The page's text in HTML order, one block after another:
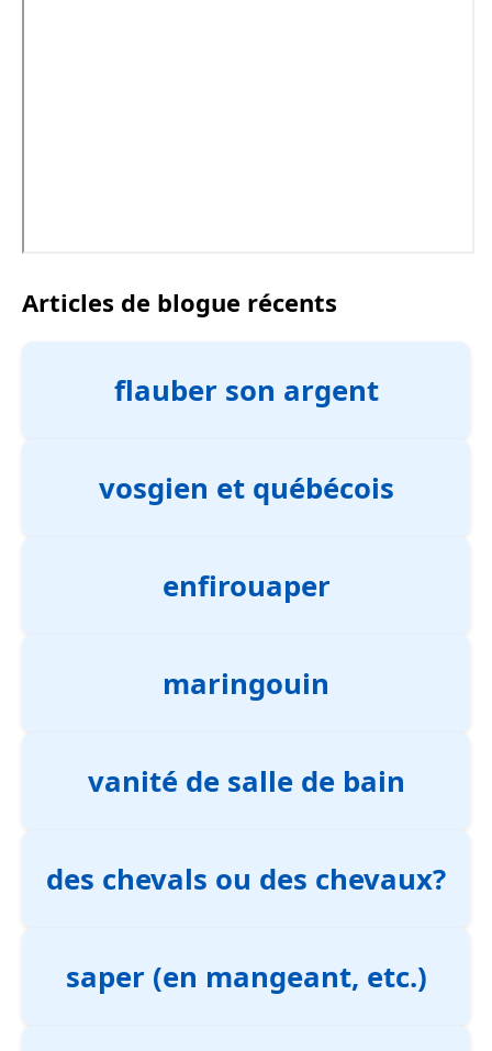
Articles de blogue récents
flauber son argent
vosgien et québécois
enfirouaper
maringouin
vanité de salle de bain
des chevals ou des chevaux?
saper (en mangeant, etc.)